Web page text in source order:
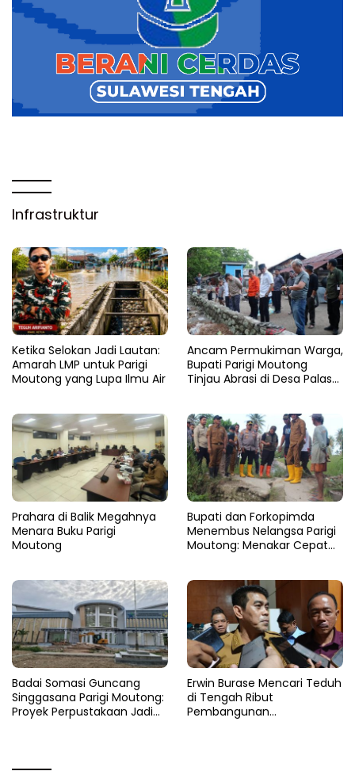
Infrastruktur
Ketika Selokan Jadi Lautan:
Amarah LMP untuk Parigi
Moutong yang Lupa Ilmu Air
Ancam Permukiman Warga,
Bupati Parigi Moutong
Tinjau Abrasi di Desa Palasa
Prahara di Balik Megahnya
Menara Buku Parigi
Moutong
​Bupati dan Forkopimda
Menembus Nelangsa Parigi
Moutong: Menakar Cepat
Badai Somasi Guncang
Singgasana Parigi Moutong:
Proyek Perpustakaan Jadi
Erwin Burase Mencari Teduh
di Tengah Ribut
Pembangunan